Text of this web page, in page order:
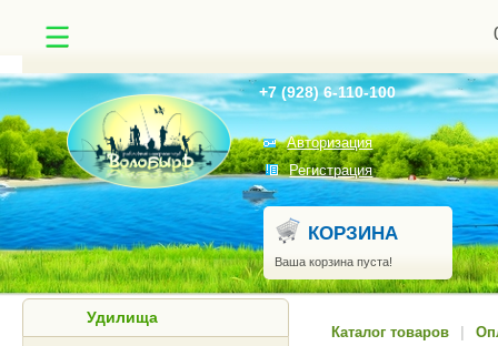
Авторизация
Регистрация
+7 (928) 6-110-100
КОРЗИНА
Ваша корзина пуста!
Удилища
Каталог товаров